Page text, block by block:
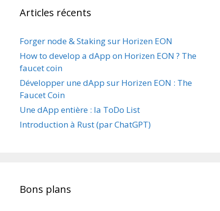
Articles récents
Forger node & Staking sur Horizen EON
How to develop a dApp on Horizen EON ? The
faucet coin
Développer une dApp sur Horizen EON : The
Faucet Coin
Une dApp entière : la ToDo List
Introduction à Rust (par ChatGPT)
Bons plans